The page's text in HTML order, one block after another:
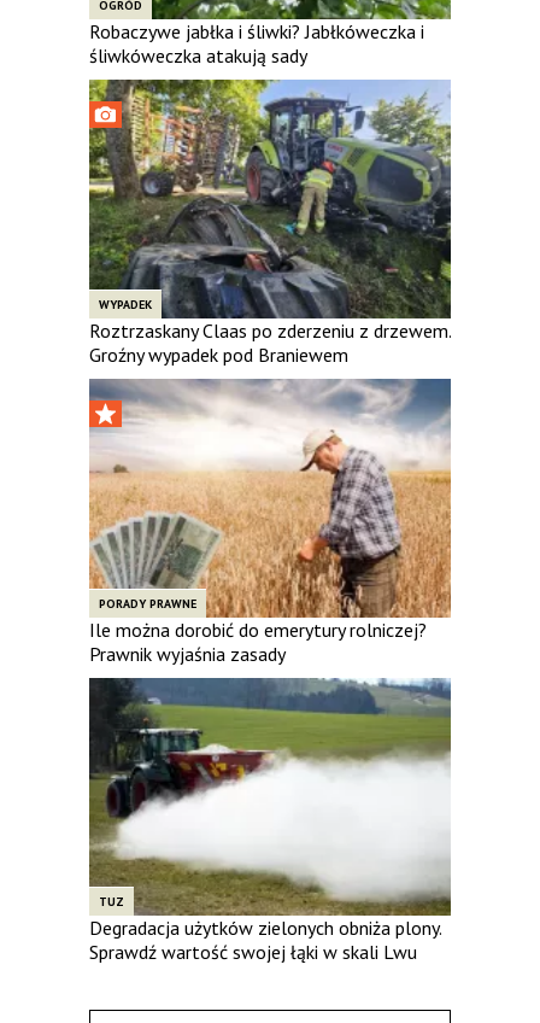
OGRÓD
Robaczywe jabłka i śliwki? Jabłkóweczka i
śliwkóweczka atakują sady
WYPADEK
Roztrzaskany Claas po zderzeniu z drzewem.
Groźny wypadek pod Braniewem
PORADY PRAWNE
Ile można dorobić do emerytury rolniczej?
Prawnik wyjaśnia zasady
TUZ
Degradacja użytków zielonych obniża plony.
Sprawdź wartość swojej łąki w skali Lwu